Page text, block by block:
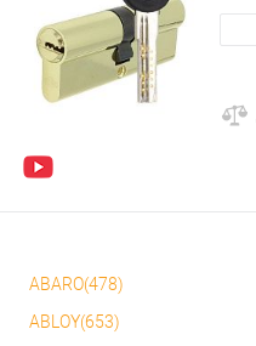
ABARO(478)
ABLOY(653)